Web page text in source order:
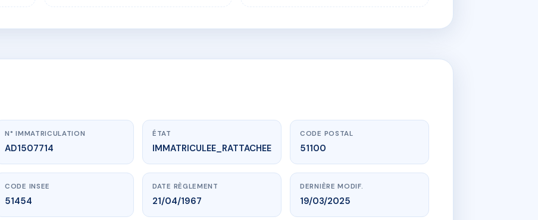
AD1507714 🇫🇷
N° IMMATRICULATION
AD1507714
ÉTAT
IMMATRICULEE_RATTACHEE
CODE POSTAL
51100
CODE INSEE
51454
DATE RÈGLEMENT
21/04/1967
DERNIÈRE MODIF.
19/03/2025